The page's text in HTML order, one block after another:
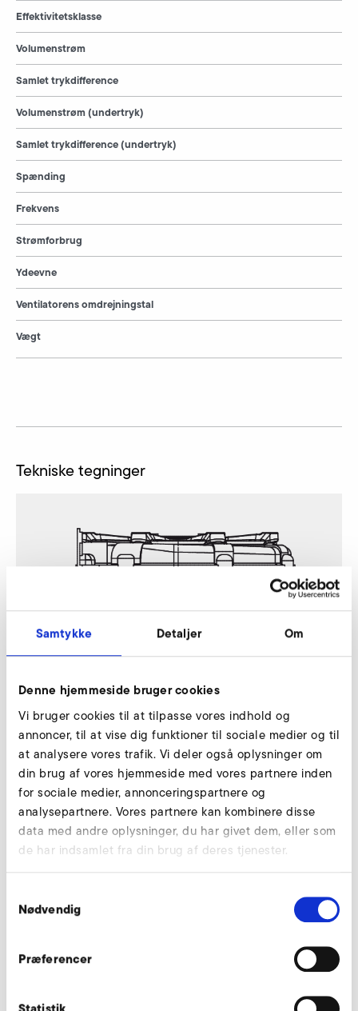
Samtykke Detaljer Om
Denne hjemmeside bruger cookies
Vi bruger cookies til at tilpasse vores indhold og
annoncer, til at vise dig funktioner til sociale medier og til
at analysere vores trafik. Vi deler også oplysninger om
din brug af vores hjemmeside med vores partnere inden
for sociale medier, annonceringspartnere og
analysepartnere. Vores partnere kan kombinere disse
data med andre oplysninger, du har givet dem, eller som
de har indsamlet fra din brug af deres tjenester.
Nødvendig
Præferencer
Effektivitetsklasse
Volumenstrøm
Samlet trykdifference
Volumenstrøm (undertryk)
Samlet trykdifference (undertryk)
Spænding
Frekvens
Strømforbrug
Ydeevne
Ventilatorens omdrejningstal
Vægt
Tekniske tegninger
Download
HANDLEIDING